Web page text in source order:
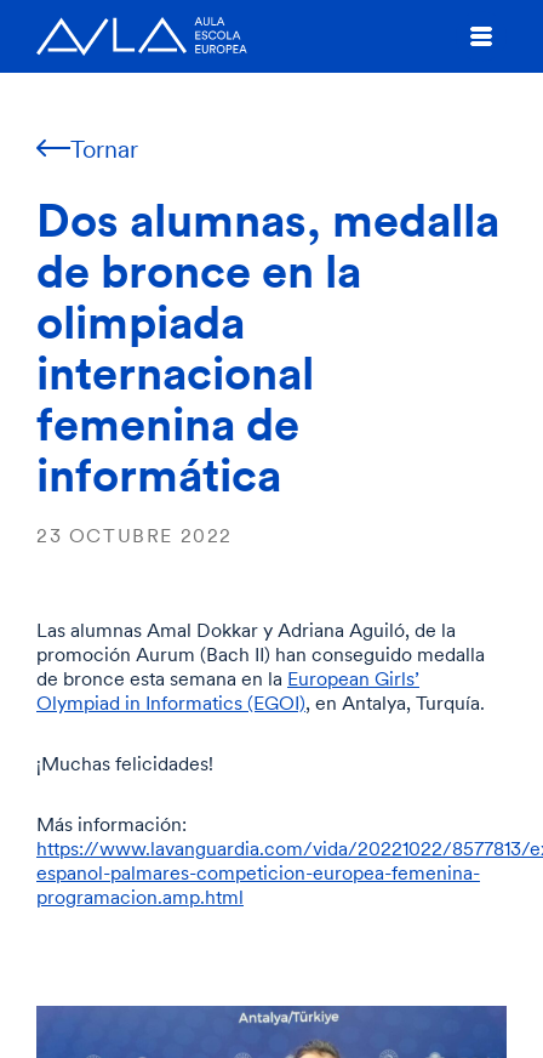
Tornar
Dos alumnas, medalla
de bronce en la
olimpiada
internacional
femenina de
informática
23 OCTUBRE 2022
Las alumnas Amal Dokkar y Adriana Aguiló, de la
promoción Aurum (Bach II) han conseguido medalla
de bronce esta semana en la European Girls’
Olympiad in Informatics (EGOI), en Antalya, Turquía.
¡Muchas felicidades!
Más información:
https://www.lavanguardia.com/vida/20221022/8577813/
espanol-palmares-competicion-europea-femenina-
programacion.amp.html